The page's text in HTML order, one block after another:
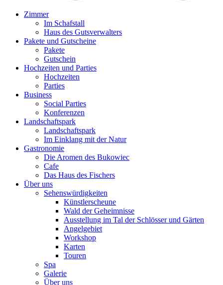
Zimmer
Im Schafstall
Haus des Gutsverwalters
Pakete und Gutscheine
Pakete
Gutschein
Hochzeiten und Parties
Hochzeiten
Parties
Business
Social Parties
Konferenzen
Landschaftspark
Landschaftspark
Im Einklang mit der Natur
Gastronomie
Die Aromen des Bukowiec
Cafe
Das Haus des Fischers
Über uns
Sehenswürdigkeiten
Künstlerscheune
Wald der Geheimnisse
Ausstellung im Tal der Schlösser und Gärten
Angelgebiet
Workshop
Karten
Touren
Spa
Galerie
Über uns